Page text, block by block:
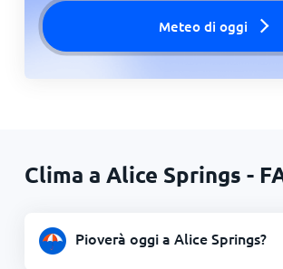
Meteo di oggi
Clima a Alice Springs -
Pioverà oggi a Alice Springs?